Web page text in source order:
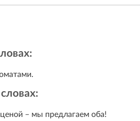
– мы предлагаем оба!